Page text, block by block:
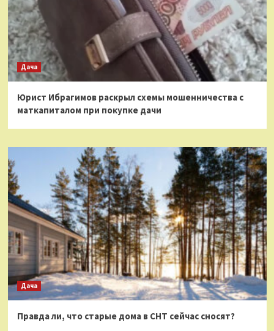
Дача
Юрист Ибрагимов раскрыл схемы мошенничества с
маткапиталом при покупке дачи
Дача
Правда ли, что старые дома в СНТ сейчас сносят?